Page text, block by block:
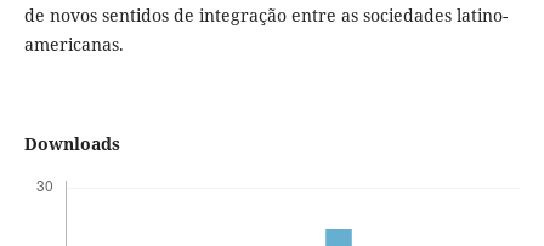
de novos sentidos de integração entre as sociedades latino-
americanas.
Downloads